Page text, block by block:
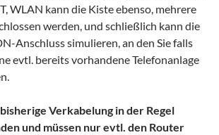
WLAN kann die Kiste ebenso, mehrere
werden, und schließlich kann die
Anschluss simulieren, an den Sie falls
evtl. bereits vorhandene Telefonanlage
Verkabelung in der Regel
und müssen nur evtl. den Router